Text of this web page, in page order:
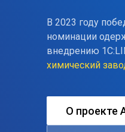
В 2023 году
номинации
внедрению
химический
О проекте